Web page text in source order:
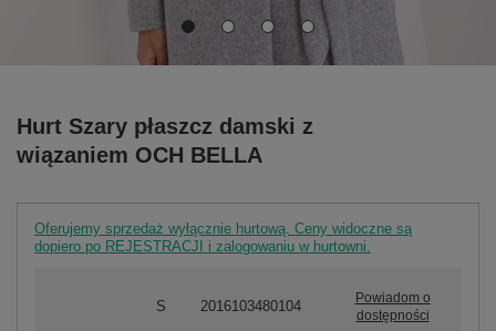
Hurt Szary płaszcz damski z
wiązaniem OCH BELLA
Oferujemy sprzedaż wyłącznie hurtową. Ceny widoczne są
dopiero po REJESTRACJI i zalogowaniu w hurtowni.
S 2016103480104
Powiadom o
dostępności